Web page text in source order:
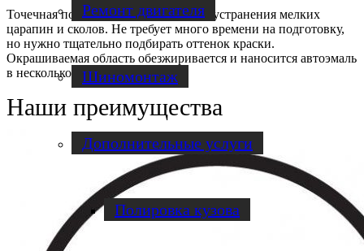
Ремонт двигателя
Шиномонтаж
Дополнительные услуги
Полировка кузова
Точечная покраска используется для устранения мелких
царапин и сколов. Не требует много времени на подготовку,
но нужно тщательно подбирать оттенок краски.
Окрашиваемая область обезжиривается и наносится автоэмаль
в несколько слоев.
Наши преимущества